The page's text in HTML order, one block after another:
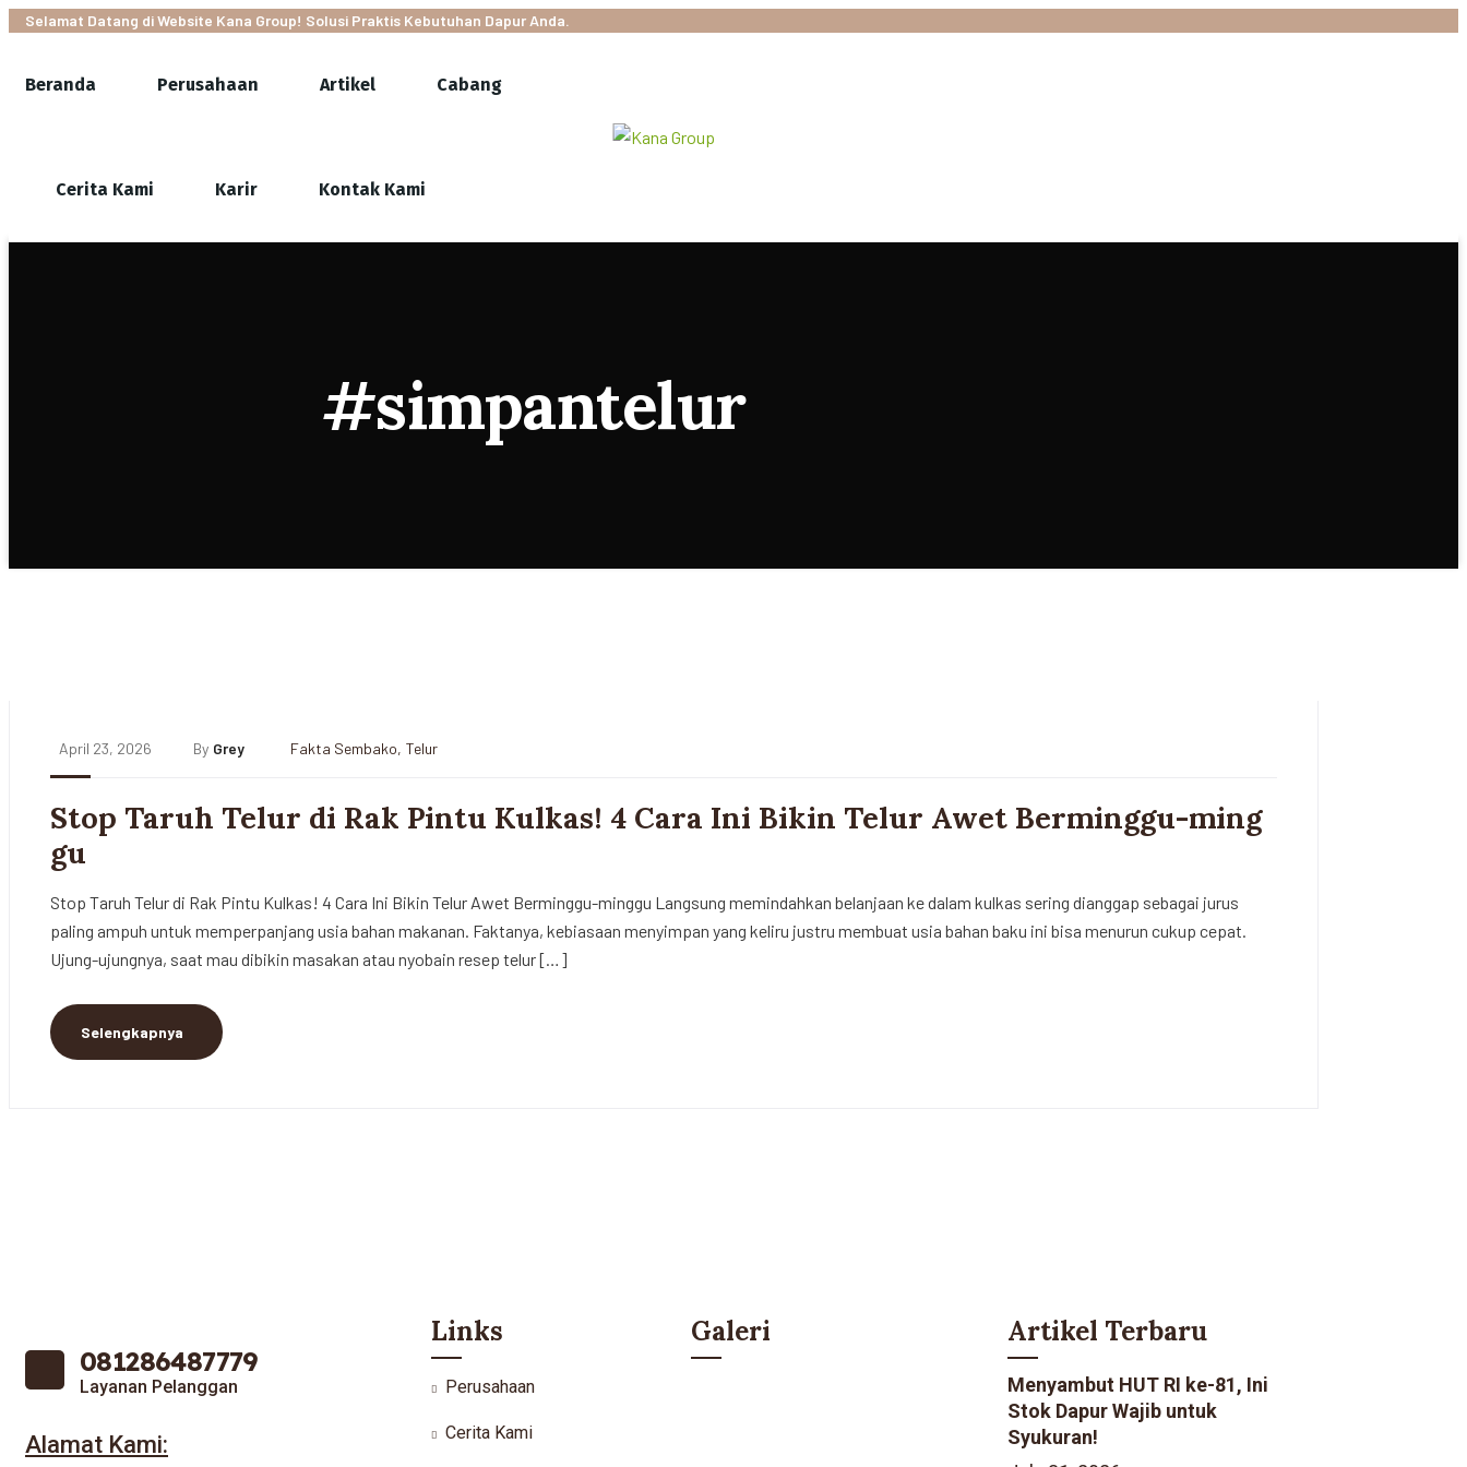
Selamat Datang di Website Kana Group! Solusi Praktis Kebutuhan Dapur Anda.
Beranda Perusahaan Artikel Cabang
Cerita Kami Karir Kontak Kami
#simpantelur
April 23, 2026 By Grey Fakta Sembako, Telur
Stop Taruh Telur di Rak Pintu Kulkas! 4 Cara Ini Bikin Telur Awet Berminggu-ming
gu
Stop Taruh Telur di Rak Pintu Kulkas! 4 Cara Ini Bikin Telur Awet Berminggu-minggu Langsung memindahkan belanjaan ke dalam kulkas sering dianggap sebagai jurus
paling ampuh untuk memperpanjang usia bahan makanan. Faktanya, kebiasaan menyimpan yang keliru justru membuat usia bahan baku ini bisa menurun cukup cepat.
Ujung-ujungnya, saat mau dibikin masakan atau nyobain resep telur […]
Selengkapnya
081286487779
Layanan Pelanggan
Alamat Kami:
Links
Perusahaan
Cerita Kami
Galeri Artikel Terbaru
Menyambut HUT RI ke-81, Ini
Stok Dapur Wajib untuk
Syukuran!